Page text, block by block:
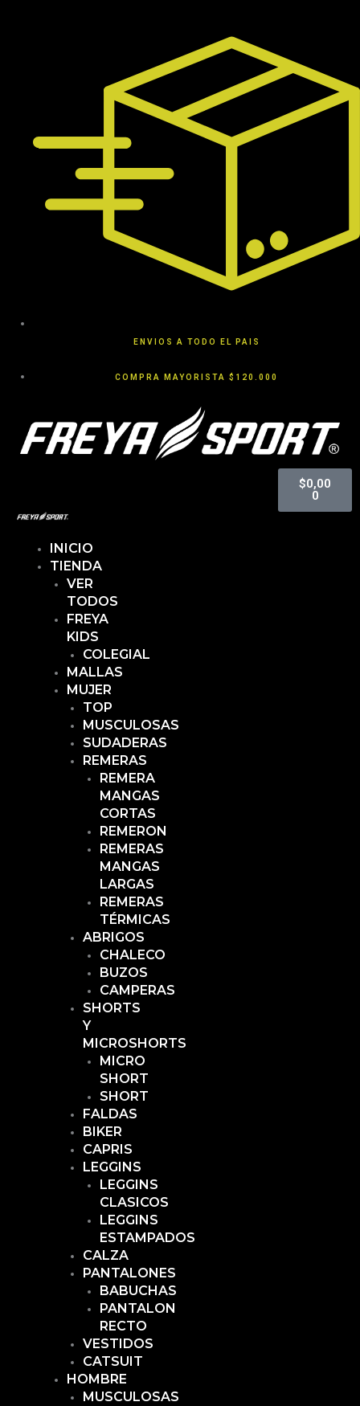
ENVIOS A TODO EL PAIS
COMPRA MAYORISTA $120.000
INICIO
TIENDA
VER
TODOS
FREYA
KIDS
COLEGIAL
MALLAS
MUJER
TOP
MUSCULOSAS
SUDADERAS
REMERAS
REMERA
MANGAS
CORTAS
REMERON
REMERAS
MANGAS
LARGAS
REMERAS
TÉRMICAS
ABRIGOS
CHALECO
BUZOS
CAMPERAS
SHORTS
Y
MICROSHORTS
MICRO
SHORT
SHORT
FALDAS
BIKER
CAPRIS
LEGGINS
LEGGINS
CLASICOS
LEGGINS
ESTAMPADOS
CALZA
PANTALONES
BABUCHAS
PANTALON
RECTO
VESTIDOS
CATSUIT
HOMBRE
MUSCULOSAS
$0,00
0